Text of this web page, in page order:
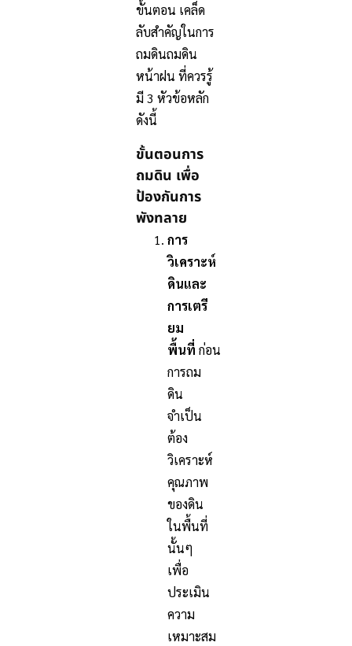
ขั้นตอน เคล็ด
ลับสำคัญในการ
ถมดินถมดิน
หน้าฝน ที่ควรรู้
มี 3 หัวข้อหลัก
ดังนี้
ขั้นตอนการ
ถมดิน เพื่อ
ป้องกันการ
พังทลาย
การ
วิเคราะห์
ดินและ
การเตรี
ยม
พื้นที่ ก่อน
การถม
ดิน
จำเป็น
ต้อง
วิเคราะห์
คุณภาพ
ของดิน
ในพื้นที่
นั้นๆ
เพื่อ
ประเมิน
ความ
เหมาะสม